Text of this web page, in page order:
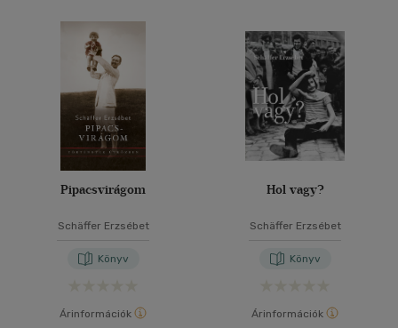
Pipacsvirágom
Schäffer Erzsébet
Könyv
Árinformációk
Hol vagy?
Schäffer Erzsébet
Könyv
Árinformációk